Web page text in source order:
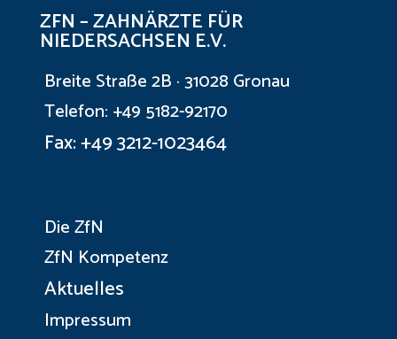
ZFN – ZAHNÄRZTE FÜR
NIEDERSACHSEN E.V.
Breite Straße 2B · 31028 Gronau
Telefon: +49 5182-92170
Fax: +49 3212-1023464
Die ZfN
ZfN Kompetenz
Aktuelles
Impressum